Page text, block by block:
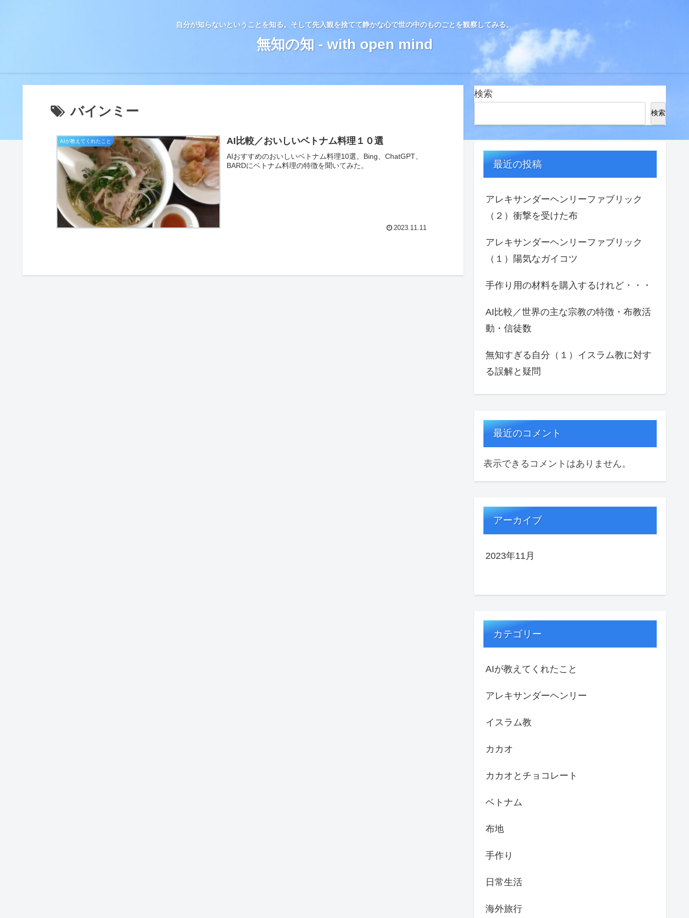
自分が知らないということを知る。そして先入観を捨てて静かな心で世の中のものごとを観察してみる。
無知の知 - with open mind
バインミー
AIが教えてくれたこと AI比較／おいしいベトナム料理１０選
AIおすすめのおいしいベトナム料理10選。Bing、ChatGPT、
BARDにベトナム料理の特徴を聞いてみた。
2023.11.11
検索
検索
最近の投稿
アレキサンダーヘンリーファブリック
（２）衝撃を受けた布
アレキサンダーヘンリーファブリック
（１）陽気なガイコツ
手作り用の材料を購入するけれど・・・
AI比較／世界の主な宗教の特徴・布教活
動・信徒数
無知すぎる自分（１）イスラム教に対す
る誤解と疑問
最近のコメント
表示できるコメントはありません。
アーカイブ
2023年11月
カテゴリー
AIが教えてくれたこと
アレキサンダーヘンリー
イスラム教
カカオ
カカオとチョコレート
ベトナム
布地
手作り
日常生活
海外旅行